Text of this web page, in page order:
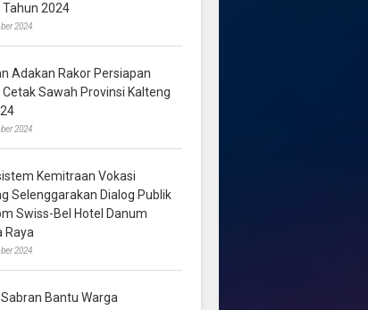
Tahun 2024
2024
Adakan Rakor Persiapan
Cetak Sawah Provinsi Kalteng
2024
Kemitraan Vokasi
Selenggarakan Dialog Publik
Swiss-Bel Hotel Danum
Raya
2024
Bantu Warga